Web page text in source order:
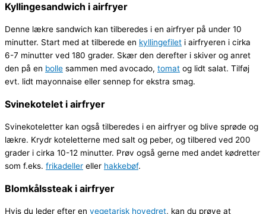
Kyllingesandwich i airfryer
Denne lækre sandwich kan tilberedes i en airfryer på under 10
minutter. Start med at tilberede en kyllingefilet i airfryeren i cirka
6-7 minutter ved 180 grader. Skær den derefter i skiver og anret
den på en bolle sammen med avocado, tomat og lidt salat. Tilføj
evt. lidt mayonnaise eller sennep for ekstra smag.
Svinekotelet i airfryer
Svinekoteletter kan også tilberedes i en airfryer og blive sprøde og
lækre. Krydr koteletterne med salt og peber, og tilbered ved 200
grader i cirka 10-12 minutter. Prøv også gerne med andet kødretter
som f.eks. frikadeller eller hakkebøf.
Blomkålssteak i airfryer
Hvis du leder efter en vegetarisk hovedret, kan du prøve at